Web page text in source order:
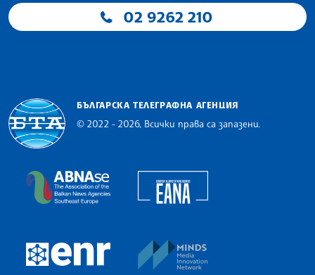
02 9262 210
БЪЛГАРСКА ТЕЛЕГРАФНА АГЕНЦИЯ
© 2022 - 2026, Всички права са запазени.
The Assocoation of the Balkan News Agencies
European Newsroom